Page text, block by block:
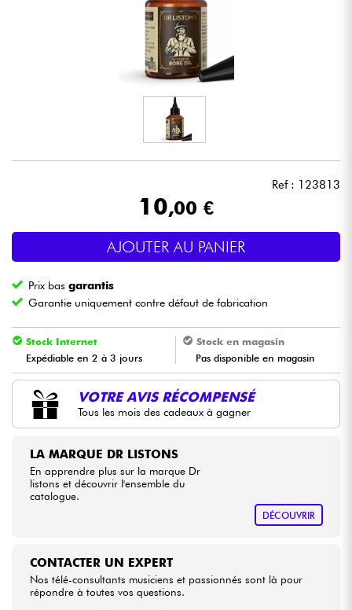
Eclairage
Violons & Quatuor
Eveil Musical
HiFi
Voir nos marques
Ref : 123813
10,00 €
AJOUTER AU PANIER
Prix basgarantis
Garantie uniquement contre défaut de fabrication
Stock Internet
Expédiable en 2 à 3 jours
Stock en magasin
Pas disponible en magasin
VOTRE AVIS RÉCOMPENSÉ
Tous les mois des cadeaux à gagner
LA MARQUE DR LISTONS
En apprendre plus sur la marque Dr
listons et découvrir l'ensemble du
catalogue.
DÉCOUVRIR
CONTACTER UN EXPERT
Nos télé-consultants musiciens et passionnés sont là pour
répondre à toutes vos questions.